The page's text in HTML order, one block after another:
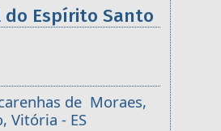
do Espírito Santo
de Moraes,
Vitória - ES